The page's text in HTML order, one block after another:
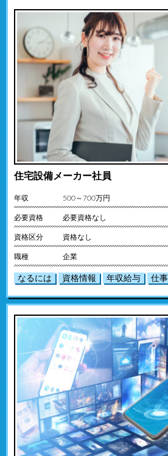
住宅設備メーカー社員
年収 500～700万円
必要資格 必要資格なし
資格区分 資格なし
職種 企業
なるには 資格情報 年収給与 仕